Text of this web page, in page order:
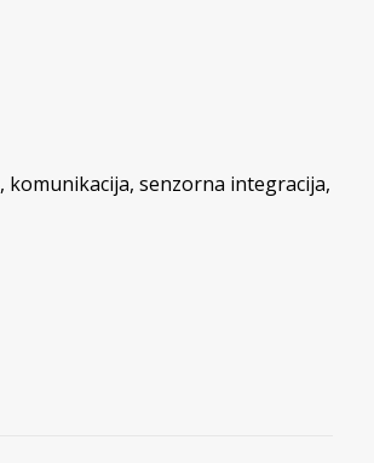
, komunikacija, senzorna integracija,